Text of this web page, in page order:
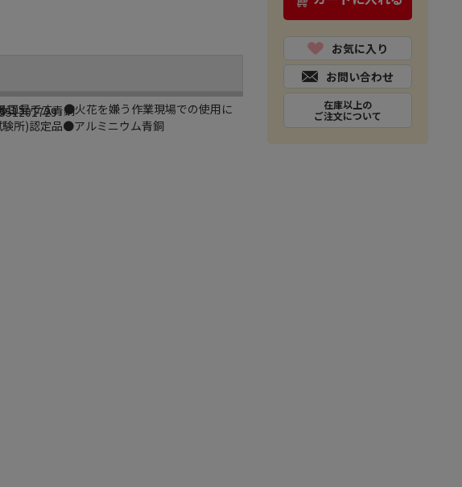
工具です。●火花を嫌う作業現場での使用に
所)認定品●アルミニウム青銅
ミニウム青銅
お気に入り
お問い合わせ
在庫以上の
ご注文について